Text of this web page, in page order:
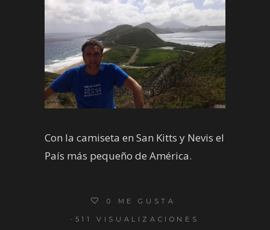
Con la camiseta en San Kitts y Nevis el
País más pequeño de América.
0 ME GUSTA
511 VISUALIZACIONES